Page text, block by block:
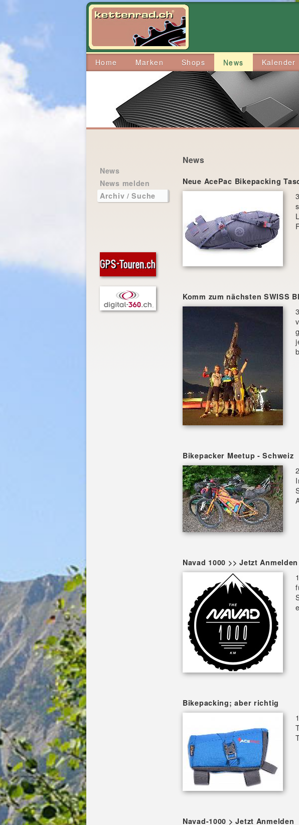
Home Marken Shops News Kalender
News
News melden
Archiv / Suche
News
Neue AcePac Bikepacking
Komm zum nächsten SWISS
Bikepacker Meetup - Schweiz
Navad 1000 >> Jetzt Anmelden
Bikepacking; aber richtig
Navad-1000 > Jetzt Anmelden